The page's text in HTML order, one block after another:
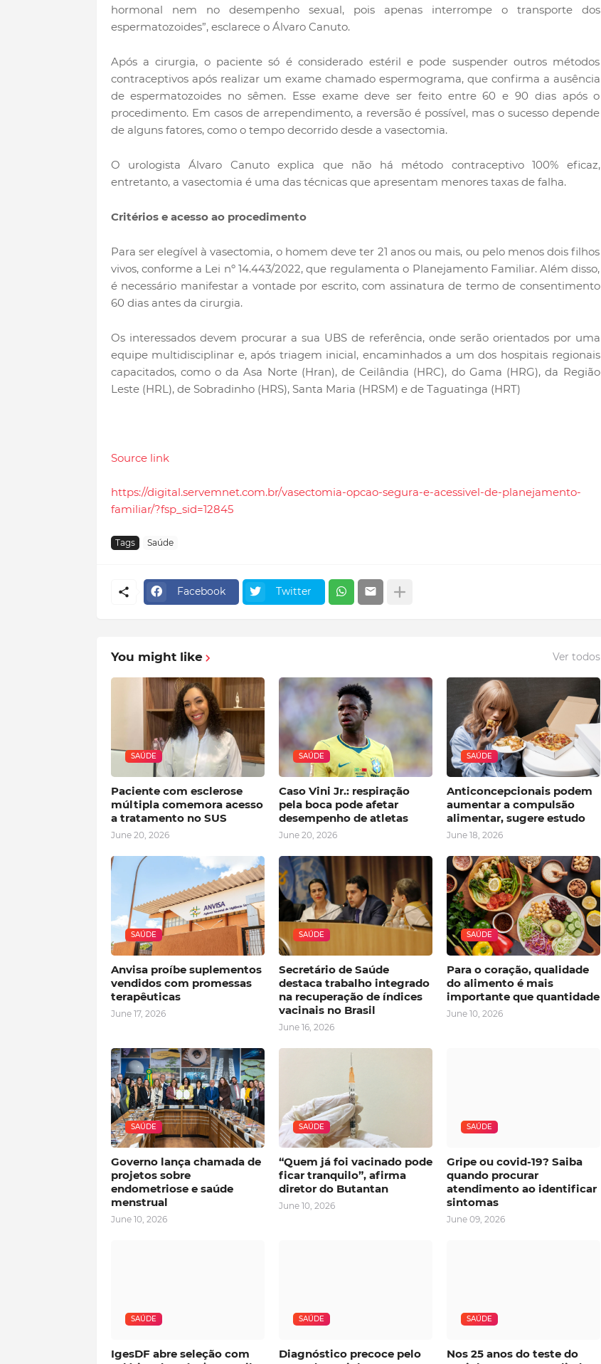
hormonal nem no desempenho sexual, pois apenas interrompe o transporte dos
espermatozoides”, esclarece o Álvaro Canuto.
Após a cirurgia, o paciente só é considerado estéril e pode suspender outros métodos
contraceptivos após realizar um exame chamado espermograma, que confirma a ausência
de espermatozoides no sêmen. Esse exame deve ser feito entre 60 e 90 dias após o
procedimento. Em casos de arrependimento, a reversão é possível, mas o sucesso depende
de alguns fatores, como o tempo decorrido desde a vasectomia.
O urologista Álvaro Canuto explica que não há método contraceptivo 100% eficaz,
entretanto, a vasectomia é uma das técnicas que apresentam menores taxas de falha.
Critérios e acesso ao procedimento
Para ser elegível à vasectomia, o homem deve ter 21 anos ou mais, ou pelo menos dois filhos
vivos, conforme a Lei nº 14.443/2022, que regulamenta o Planejamento Familiar. Além disso,
é necessário manifestar a vontade por escrito, com assinatura de termo de consentimento
60 dias antes da cirurgia.
Os interessados devem procurar a sua UBS de referência, onde serão orientados por uma
equipe multidisciplinar e, após triagem inicial, encaminhados a um dos hospitais regionais
capacitados, como o da Asa Norte (Hran), de Ceilândia (HRC), do Gama (HRG), da Região
Leste (HRL), de Sobradinho (HRS), Santa Maria (HRSM) e de Taguatinga (HRT)
Source link
https://digital.servemnet.com.br/vasectomia-opcao-segura-e-acessivel-de-planejamento-
familiar/?fsp_sid=12845
Tags Saúde
Facebook Twitter
You might like Ver todos
SAÚDE
Paciente com esclerose
múltipla comemora acesso
a tratamento no SUS
June 20, 2026
SAÚDE
Caso Vini Jr.: respiração
pela boca pode afetar
desempenho de atletas
June 20, 2026
SAÚDE
Anticoncepcionais podem
aumentar a compulsão
alimentar, sugere estudo
June 18, 2026
SAÚDE
Anvisa proíbe suplementos
vendidos com promessas
terapêuticas
June 17, 2026
SAÚDE
Secretário de Saúde
destaca trabalho integrado
na recuperação de índices
vacinais no Brasil
June 16, 2026
SAÚDE
Para o coração, qualidade
do alimento é mais
importante que quantidade
June 10, 2026
SAÚDE
Governo lança chamada de
projetos sobre
endometriose e saúde
menstrual
June 10, 2026
SAÚDE
“Quem já foi vacinado pode
ficar tranquilo”, afirma
diretor do Butantan
June 10, 2026
SAÚDE
Gripe ou covid-19? Saiba
quando procurar
atendimento ao identificar
sintomas
June 09, 2026
SAÚDE
IgesDF abre seleção com
SAÚDE
Diagnóstico precoce pelo
SAÚDE
Nos 25 anos do teste do